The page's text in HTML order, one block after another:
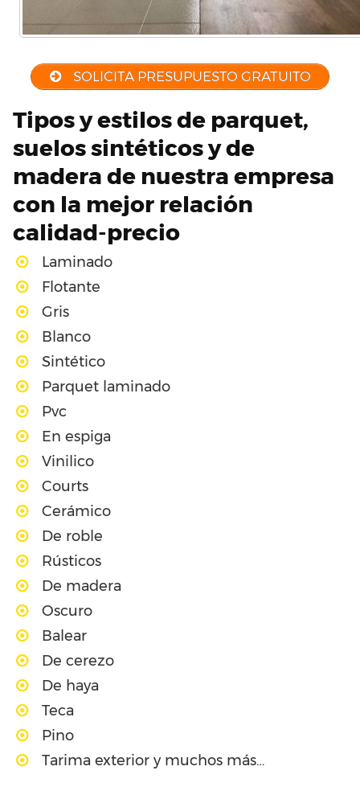
SOLICITA PRESUPUESTO GRATUITO
Tipos y estilos de parquet,
suelos sintéticos y de
madera de nuestra empresa
con la mejor relación
calidad-precio
Laminado
Flotante
Gris
Blanco
Sintético
Parquet laminado
Pvc
En espiga
Vinilico
Courts
Cerámico
De roble
Rústicos
De madera
Oscuro
Balear
De cerezo
De haya
Teca
Pino
Tarima exterior y muchos más…